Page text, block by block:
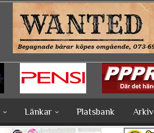
Länkar Platsbank Arkiv